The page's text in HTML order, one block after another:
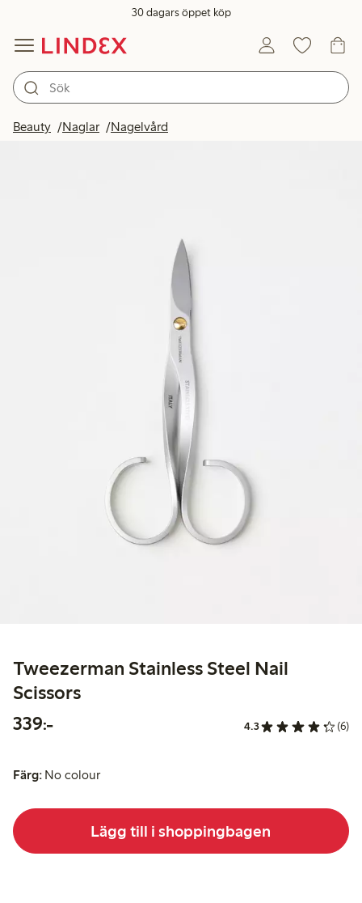
30 dagars öppet köp
Beauty Naglar Nagelvård
Tweezerman Stainless Steel Nail
Scissors
339:-339,00 kr 4.3 (6)
Färg: No colour
Lägg till i shoppingbagen